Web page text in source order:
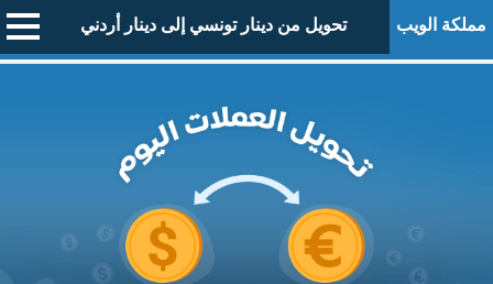
مملكة الويب تحويل من دينار تونسي إلى دينار أردني